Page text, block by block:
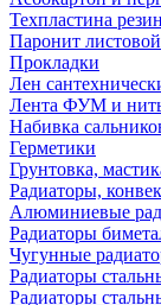
Техпластина
Паронит листовой
Прокладки
Лен
Лента ФУМ и нить
Набивка
Герметики
Грунтовка,
Радиаторы,
Алюминиевые
Радиаторы
Чугунные
Радиаторы
Радиаторы